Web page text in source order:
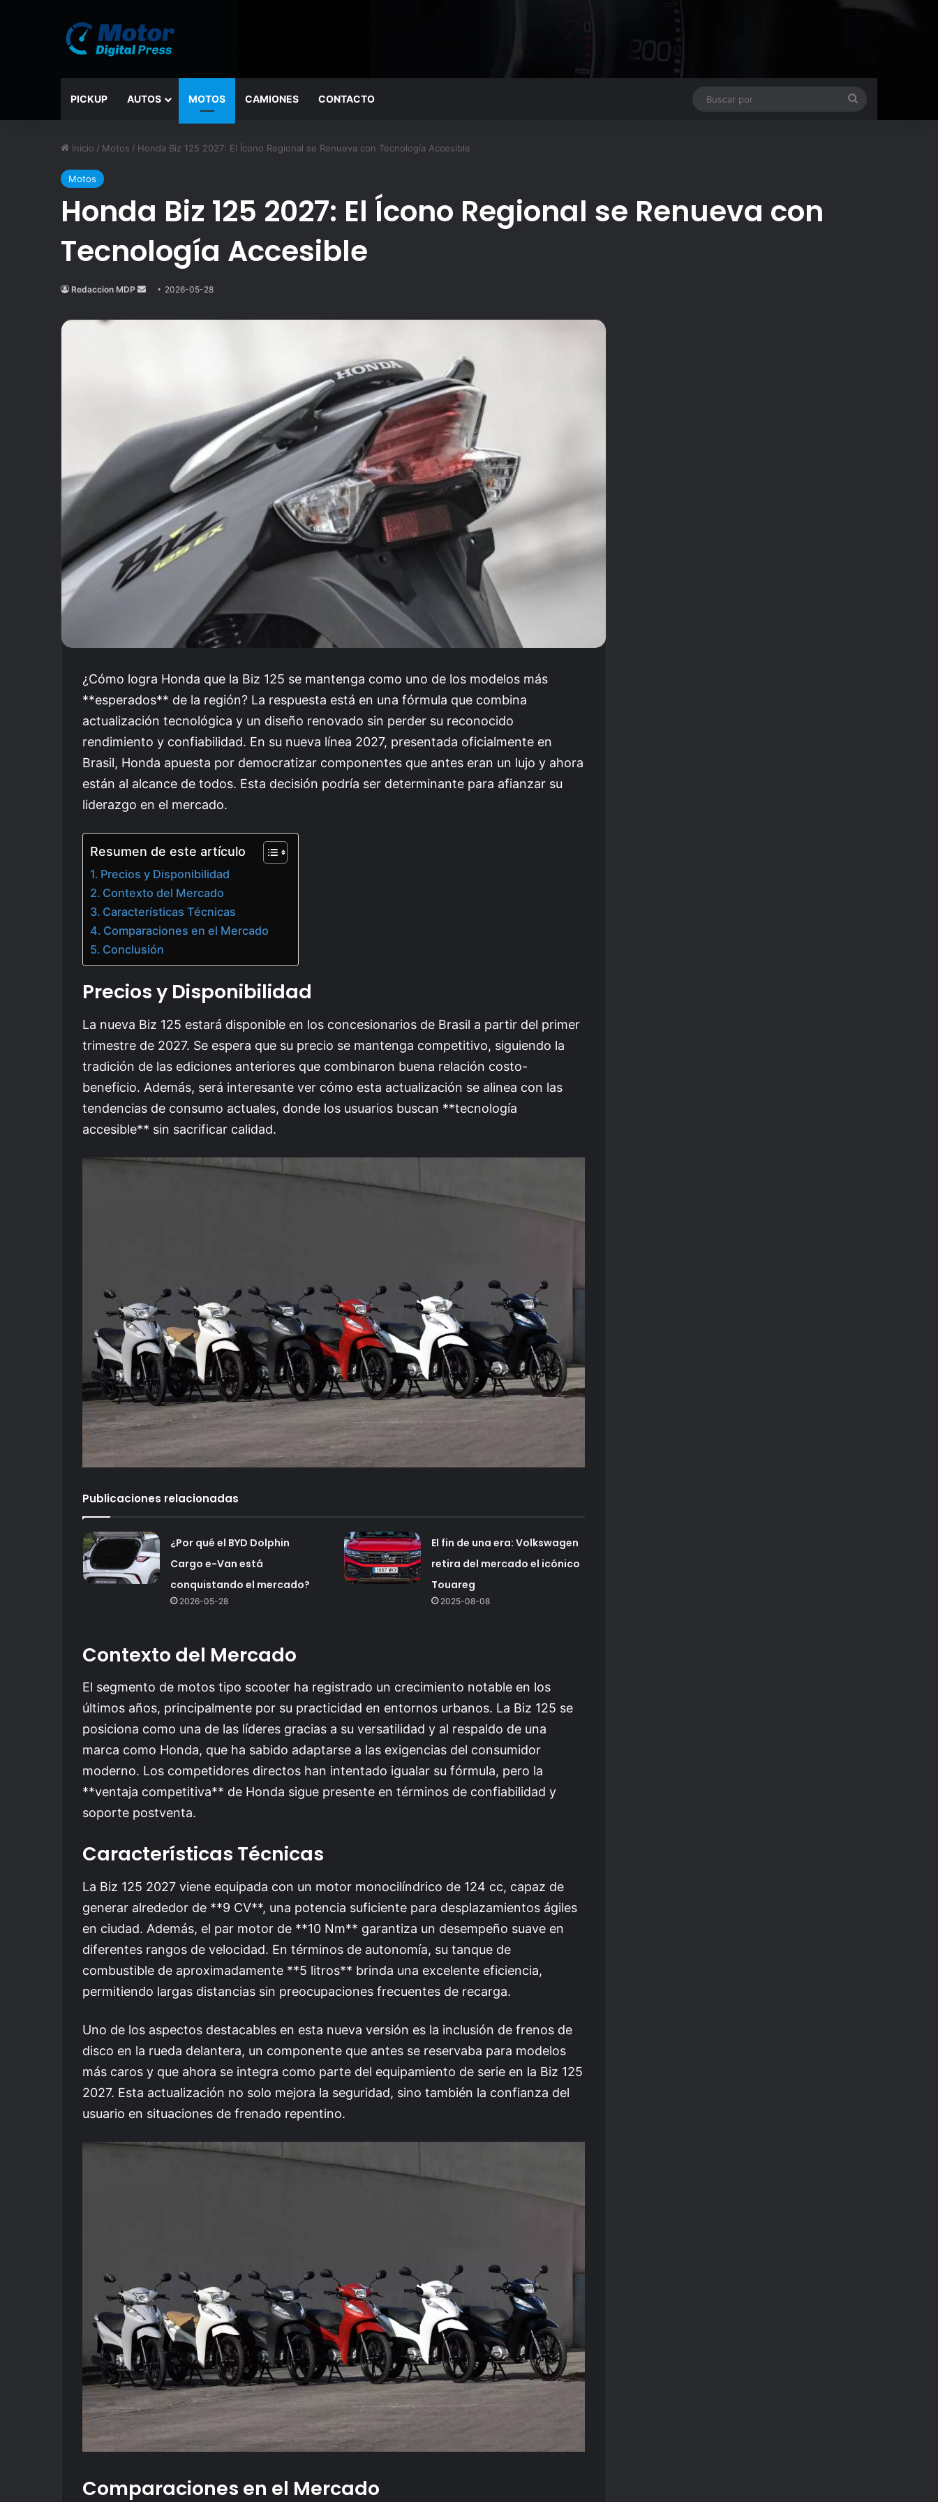
PICKUP AUTOS MOTOS CAMIONES CONTACTO
Inicio / Motos / Honda Biz 125 2027: El Ícono Regional se Renueva con Tecnología Accesible
Motos
Honda Biz 125 2027: El Ícono Regional se Renueva con
Tecnología Accesible
Redaccion MDP
Send
email
2026-05-28
¿Cómo logra Honda que la Biz 125 se mantenga como uno de los modelos más
**esperados** de la región? La respuesta está en una fórmula que combina
actualización tecnológica y un diseño renovado sin perder su reconocido
rendimiento y confiabilidad. En su nueva línea 2027, presentada oficialmente en
Brasil, Honda apuesta por democratizar componentes que antes eran un lujo y ahora
están al alcance de todos. Esta decisión podría ser determinante para afianzar su
liderazgo en el mercado.
Resumen de este artículo
Precios y Disponibilidad
Contexto del Mercado
Características Técnicas
Comparaciones en el Mercado
Conclusión
Precios y Disponibilidad
La nueva Biz 125 estará disponible en los concesionarios de Brasil a partir del primer
trimestre de 2027. Se espera que su precio se mantenga competitivo, siguiendo la
tradición de las ediciones anteriores que combinaron buena relación costo-
beneficio. Además, será interesante ver cómo esta actualización se alinea con las
tendencias de consumo actuales, donde los usuarios buscan **tecnología
accesible** sin sacrificar calidad.
Publicaciones relacionadas
¿Por qué el BYD Dolphin
Cargo e-Van está
conquistando el mercado?
2026-05-28
El fin de una era: Volkswagen
retira del mercado el icónico
Touareg
2025-08-08
Contexto del Mercado
El segmento de motos tipo scooter ha registrado un crecimiento notable en los
últimos años, principalmente por su practicidad en entornos urbanos. La Biz 125 se
posiciona como una de las líderes gracias a su versatilidad y al respaldo de una
marca como Honda, que ha sabido adaptarse a las exigencias del consumidor
moderno. Los competidores directos han intentado igualar su fórmula, pero la
**ventaja competitiva** de Honda sigue presente en términos de confiabilidad y
soporte postventa.
Características Técnicas
La Biz 125 2027 viene equipada con un motor monocilíndrico de 124 cc, capaz de
generar alrededor de **9 CV**, una potencia suficiente para desplazamientos ágiles
en ciudad. Además, el par motor de **10 Nm** garantiza un desempeño suave en
diferentes rangos de velocidad. En términos de autonomía, su tanque de
combustible de aproximadamente **5 litros** brinda una excelente eficiencia,
permitiendo largas distancias sin preocupaciones frecuentes de recarga.
Uno de los aspectos destacables en esta nueva versión es la inclusión de frenos de
disco en la rueda delantera, un componente que antes se reservaba para modelos
más caros y que ahora se integra como parte del equipamiento de serie en la Biz 125
2027. Esta actualización no solo mejora la seguridad, sino también la confianza del
usuario en situaciones de frenado repentino.
Comparaciones en el Mercado